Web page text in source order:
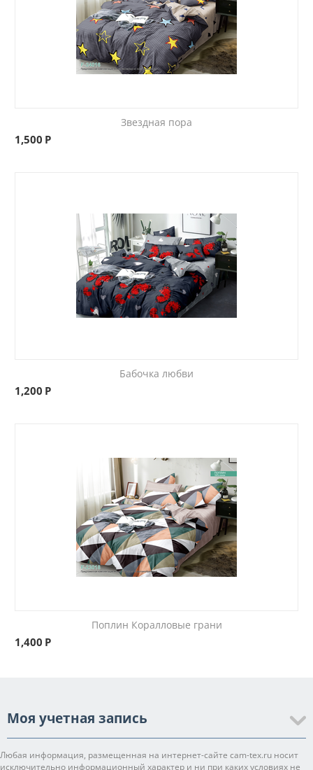
Звездная пора
1,500 Р
Бабочка любви
1,200 Р
Поплин Коралловые грани
1,400 Р
Моя учетная запись
Любая информация, размещенная на интернет-сайте cam-tex.ru носит
исключительно информационный характер и ни при каких условиях не